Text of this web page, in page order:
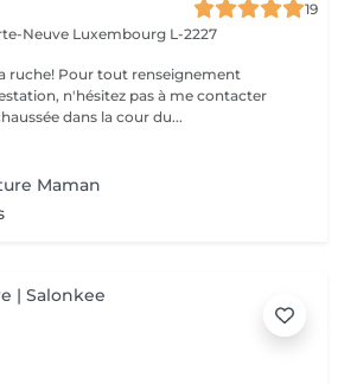
19
Neuve Luxembourg L-2227
ruche! Pour tout renseignement
n'hésitez pas à me contacter
dans la cour du...
Maman